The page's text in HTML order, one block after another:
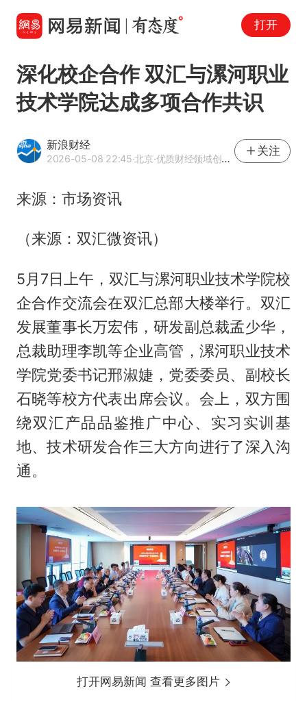
打开
深化校企合作 双汇与漯河职业
技术学院达成多项合作共识
新浪财经
2026-05-08 22:45·北京·优质财经领域创作者
关注
来源：市场资讯
（来源：双汇微资讯）
5月7日上午，双汇与漯河职业技术学院校
企合作交流会在双汇总部大楼举行。双汇
发展董事长万宏伟，研发副总裁孟少华，
总裁助理李凯等企业高管，漯河职业技术
学院党委书记邢淑婕，党委委员、副校长
石晓等校方代表出席会议。会上，双方围
绕双汇产品品鉴推广中心、实习实训基
地、技术研发合作三大方向进行了深入沟
通。
打开网易新闻 查看更多图片